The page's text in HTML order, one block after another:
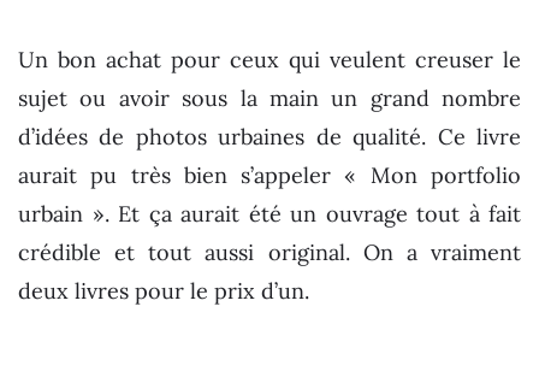
Un bon achat pour ceux qui veulent creuser le
sujet ou avoir sous la main un grand nombre
d’idées de photos urbaines de qualité. Ce livre
aurait pu très bien s’appeler « Mon portfolio
urbain ». Et ça aurait été un ouvrage tout à fait
crédible et tout aussi original. On a vraiment
deux livres pour le prix d’un.